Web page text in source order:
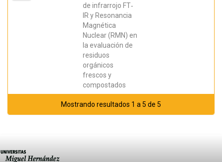
de infrarrojo FT‐
IR y Resonancia
Magnética
Nuclear (RMN) en
la evaluación de
residuos
orgánicos
frescos y
compostados
Mostrando resultados 1 a 5 de 5